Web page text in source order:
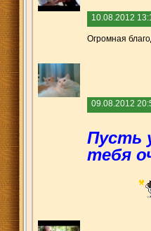
10.08.2012
Огромная
09.08.2012
Пусть
тебя